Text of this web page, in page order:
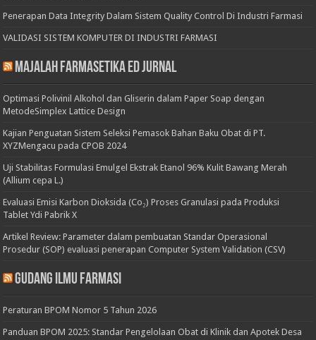
Penerapan Data Integrity Dalam Sistem Quality Control Di Industri Farmasi
VALIDASI SISTEM KOMPUTER DI INDUSTRI FARMASI
Majalah Farmasetika Ed Jurnal
Optimasi Polivinil Alkohol dan Gliserin dalam Paper Soap dengan
MetodeSimplex Lattice Design
Kajian Penguatan Sistem Seleksi Pemasok Bahan Baku Obat di PT.
XYZMengacu pada CPOB 2024
Uji Stabilitas Formulasi Emulgel Ekstrak Etanol 96% Kulit Bawang Merah
(Allium cepa L.)
Evaluasi Emisi Karbon Dioksida (Co₂) Proses Granulasi pada Produksi
Tablet Ydi Pabrik X
Artikel Review: Parameter dalam pembuatan Standar Operasional
Prosedur (SOP) evaluasi penerapan Computer System Validation (CSV)
Gudang Ilmu Farmasi
Peraturan BPOM Nomor 5 Tahun 2026
Panduan BPOM 2025: Standar Pengelolaan Obat di Klinik dan Apotek Desa